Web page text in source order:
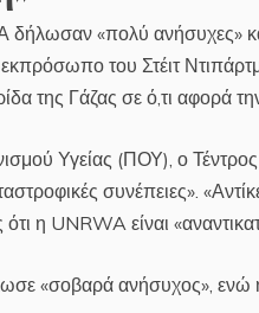
«πολύ ανήσυχες»
εκπρόσωπο του Στέιτ
της Γάζας σε ό,τι αφορά
Υγείας (ΠΟΥ), ο
συνέπειες».
η UNRWA είναι
«σοβαρά ανήσυχος», ενώ